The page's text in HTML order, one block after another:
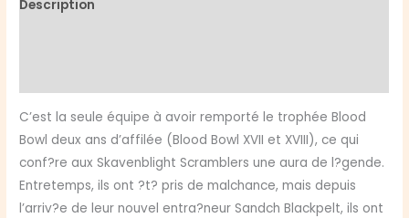
Description
C’est la seule équipe à avoir remporté le trophée Blood
Bowl deux ans d’affilée (Blood Bowl XVII et XVIII), ce qui
conf?re aux Skavenblight Scramblers une aura de l?gende.
Entretemps, ils ont ?t? pris de malchance, mais depuis
l’arriv?e de leur nouvel entra?neur Sandch Blackpelt, ils ont